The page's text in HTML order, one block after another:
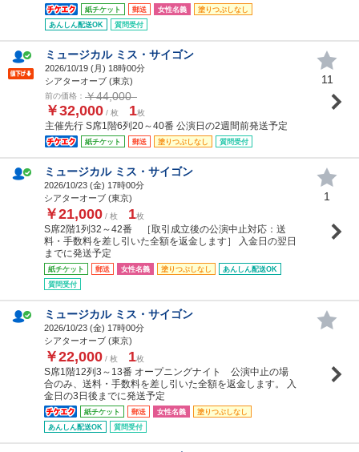
紙チケット 郵送 女性名義
塗りつぶしなし
あんしん配送OK
質問受付
ミュージカル ミス・サイゴン
2026/10/19 (月) 18時00分
シアターオーブ (東京)
前の価格： ￥44,000
￥32,000 / 枚 1枚
主催先行 S席1階6列20～40番 公演日の2週間前発送予定
紙チケット 郵送 塗りつぶしなし 質問受付
11
ミュージカル ミス・サイゴン
2026/10/23 (金) 17時00分
シアターオーブ (東京)
￥21,000 / 枚 1枚
S席2階1列32～42番 ［取引成立後の公演中止対応：送
料・手数料を差し引いた全額を返金します］ 入金日の翌日
までに発送予定
紙チケット 郵送 女性名義 塗りつぶしなし
あんしん配送OK
質問受付
1
ミュージカル ミス・サイゴン
2026/10/23 (金) 17時00分
シアターオーブ (東京)
￥22,000 / 枚 1枚
S席1階12列3～13番 オープニングナイト 公演中止の場
合のみ、送料・手数料を差し引いた全額を返金します。 入
金日の3日後までに発送予定
紙チケット 郵送 女性名義
塗りつぶしなし
あんしん配送OK
質問受付